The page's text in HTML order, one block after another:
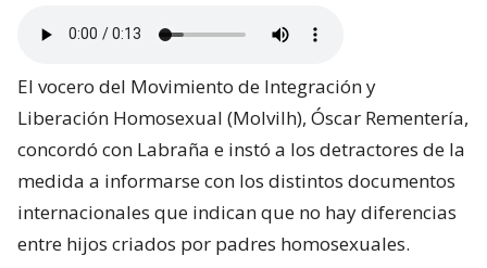
El vocero del Movimiento de Integración y
Liberación Homosexual (Molvilh), Óscar Rementería,
concordó con Labraña e instó a los detractores de la
medida a informarse con los distintos documentos
internacionales que indican que no hay diferencias
entre hijos criados por padres homosexuales.